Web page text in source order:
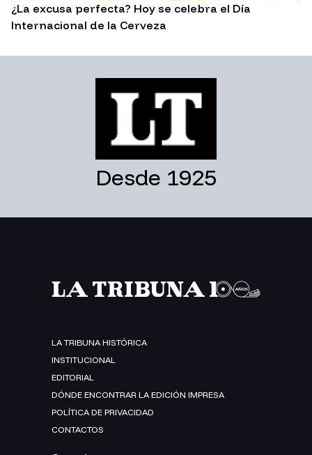
¿La excusa perfecta? Hoy se celebra el Día
Internacional de la Cerveza
Desde 1925
LA TRIBUNA HISTÓRICA
INSTITUCIONAL
EDITORIAL
DÓNDE ENCONTRAR LA EDICIÓN IMPRESA
POLÍTICA DE PRIVACIDAD
CONTACTOS